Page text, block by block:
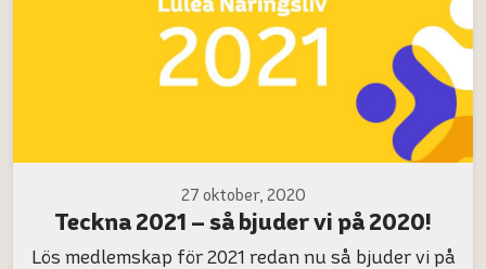
27 oktober, 2020
Teckna 2021 – så bjuder vi på 2020!
Lös medlemskap för 2021 redan nu så bjuder vi på